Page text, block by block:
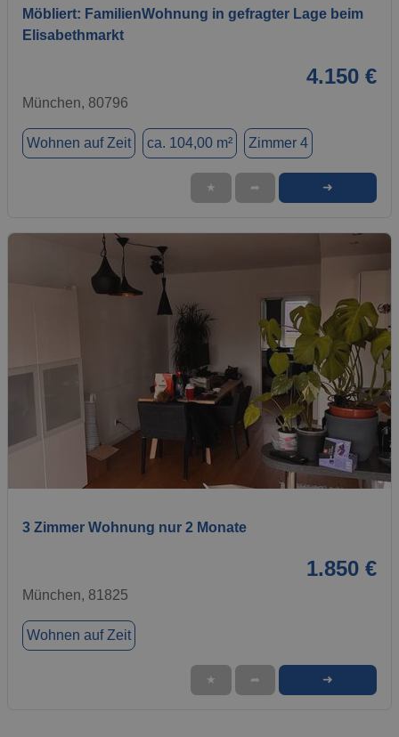
Möbliert: FamilienWohnung in gefragter Lage beim
Elisabethmarkt
4.150 €
München, 80796
Wohnen auf Zeit ca. 104,00 m² Zimmer 4
★ ➦ ➜
1 / 4
3 Zimmer Wohnung nur 2 Monate
1.850 €
München, 81825
Wohnen auf Zeit
★ ➦ ➜